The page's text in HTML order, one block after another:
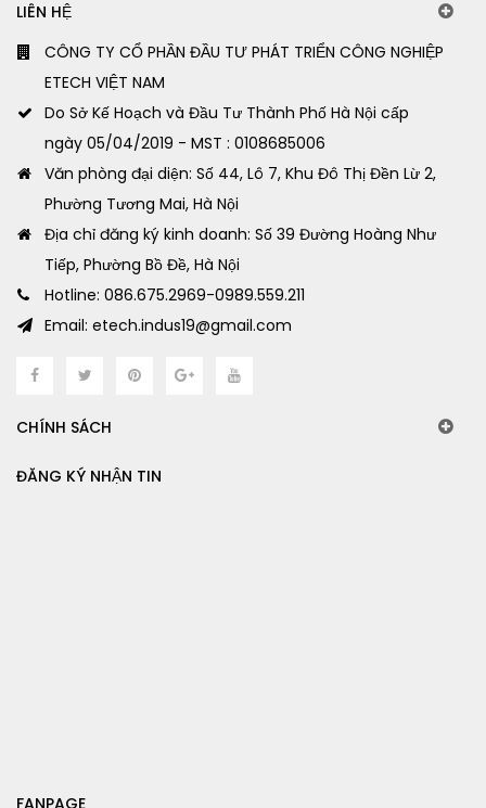
LIÊN HỆ
CÔNG TY CỔ PHẦN ĐẦU TƯ PHÁT TRIỂN CÔNG NGHIỆP
ETECH VIỆT NAM
Do Sở Kế Hoạch và Đầu Tư Thành Phố Hà Nội cấp
ngày 05/04/2019 - MST : 0108685006
Văn phòng đại diện: Số 44, Lô 7, Khu Đô Thị Đền Lừ 2,
Phường Tương Mai, Hà Nội
Địa chỉ đăng ký kinh doanh: Số 39 Đường Hoàng Như
Tiếp, Phường Bồ Đề, Hà Nội
Hotline: 086.675.2969-0989.559.211
Email: etech.indus19@gmail.com
CHÍNH SÁCH
ĐĂNG KÝ NHẬN TIN